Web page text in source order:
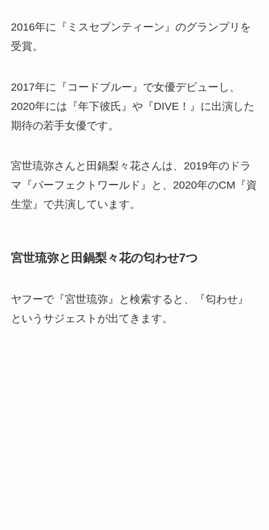
2016年に『ミスセブンティーン』のグランプリを
受賞。
2017年に『コードブルー』で女優デビューし、
2020年には『年下彼氏』や『DIVE！』に出演した
期待の若手女優です。
宮世琉弥さんと田鍋梨々花さんは、2019年のドラ
マ『パーフェクトワールド』と、2020年のCM『資
生堂』で共演しています。
宮世琉弥と田鍋梨々花の匂わせ7つ
ヤフーで『宮世琉弥』と検索すると、『匂わせ』
というサジェストが出てきます。